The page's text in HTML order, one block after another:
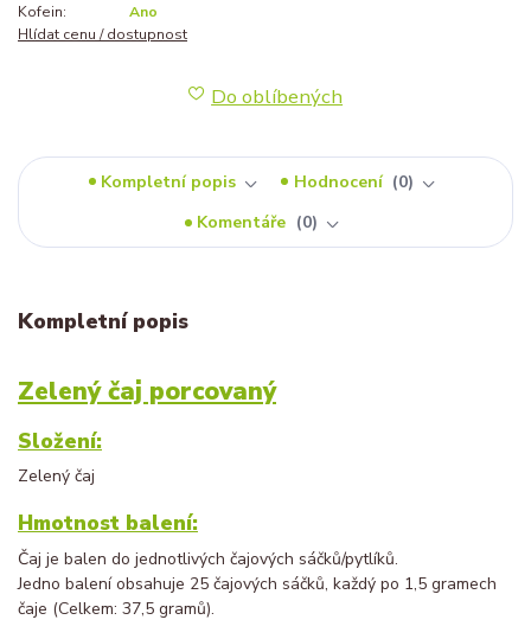
Kofein:
Ano
Hlídat cenu / dostupnost
Do oblíbených
Kompletní popis Hodnocení
0
Komentáře
0
Kompletní popis
Zelený čaj porcovaný
Složení:
Zelený čaj
Hmotnost balení:
Čaj je balen do jednotlivých čajových sáčků/pytlíků.
Jedno balení obsahuje 25 čajových sáčků, každý po 1,5 gramech
čaje (Celkem: 37,5 gramů).